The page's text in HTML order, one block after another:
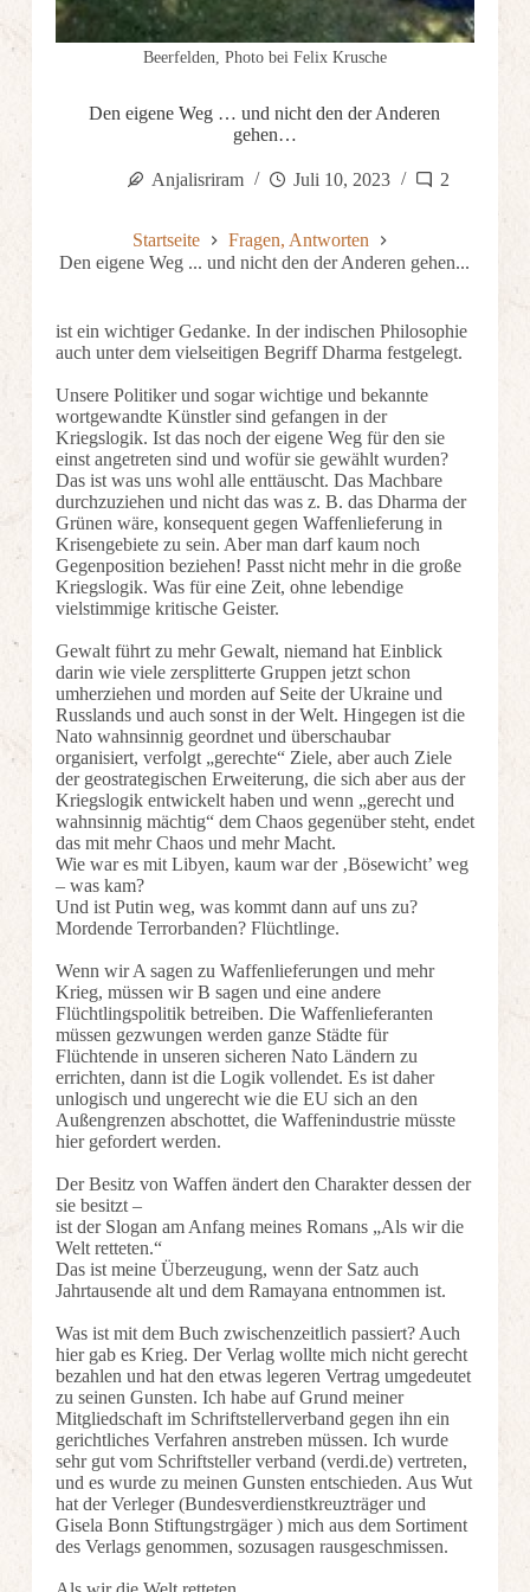
Beerfelden, Photo bei Felix Krusche
Den eigene Weg … und nicht den der Anderen
gehen…
Anjalisriram Juli 10, 2023 2
Startseite
Fragen, Antworten
Den eigene Weg ... und nicht den der Anderen gehen...
ist ein wichtiger Gedanke. In der indischen Philosophie
auch unter dem vielseitigen Begriff Dharma festgelegt.
Unsere Politiker und sogar wichtige und bekannte
wortgewandte Künstler sind gefangen in der
Kriegslogik. Ist das noch der eigene Weg für den sie
einst angetreten sind und wofür sie gewählt wurden?
Das ist was uns wohl alle enttäuscht. Das Machbare
durchzuziehen und nicht das was z. B. das Dharma der
Grünen wäre, konsequent gegen Waffenlieferung in
Krisengebiete zu sein. Aber man darf kaum noch
Gegenposition beziehen! Passt nicht mehr in die große
Kriegslogik. Was für eine Zeit, ohne lebendige
vielstimmige kritische Geister.
Gewalt führt zu mehr Gewalt, niemand hat Einblick
darin wie viele zersplitterte Gruppen jetzt schon
umherziehen und morden auf Seite der Ukraine und
Russlands und auch sonst in der Welt. Hingegen ist die
Nato wahnsinnig geordnet und überschaubar
organisiert, verfolgt „gerechte“ Ziele, aber auch Ziele
der geostrategischen Erweiterung, die sich aber aus der
Kriegslogik entwickelt haben und wenn „gerecht und
wahnsinnig mächtig“ dem Chaos gegenüber steht, endet
das mit mehr Chaos und mehr Macht.
Wie war es mit Libyen, kaum war der ‚Bösewicht’ weg
– was kam?
Und ist Putin weg, was kommt dann auf uns zu?
Mordende Terrorbanden? Flüchtlinge.
Wenn wir A sagen zu Waffenlieferungen und mehr
Krieg, müssen wir B sagen und eine andere
Flüchtlingspolitik betreiben. Die Waffenlieferanten
müssen gezwungen werden ganze Städte für
Flüchtende in unseren sicheren Nato Ländern zu
errichten, dann ist die Logik vollendet. Es ist daher
unlogisch und ungerecht wie die EU sich an den
Außengrenzen abschottet, die Waffenindustrie müsste
hier gefordert werden.
Der Besitz von Waffen ändert den Charakter dessen der
sie besitzt –
ist der Slogan am Anfang meines Romans „Als wir die
Welt retteten.“
Das ist meine Überzeugung, wenn der Satz auch
Jahrtausende alt und dem Ramayana entnommen ist.
Was ist mit dem Buch zwischenzeitlich passiert? Auch
hier gab es Krieg. Der Verlag wollte mich nicht gerecht
bezahlen und hat den etwas legeren Vertrag umgedeutet
zu seinen Gunsten. Ich habe auf Grund meiner
Mitgliedschaft im Schriftstellerverband gegen ihn ein
gerichtliches Verfahren anstreben müssen. Ich wurde
sehr gut vom Schriftsteller verband (verdi.de) vertreten,
und es wurde zu meinen Gunsten entschieden. Aus Wut
hat der Verleger (Bundesverdienstkreuzträger und
Gisela Bonn Stiftungstrgäger ) mich aus dem Sortiment
des Verlags genommen, sozusagen rausgeschmissen.